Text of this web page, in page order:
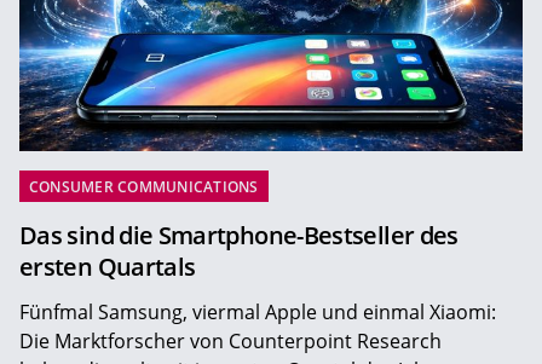
CONSUMER COMMUNICATIONS
Das sind die Smartphone-Bestseller des
ersten Quartals
Fünfmal Samsung, viermal Apple und einmal Xiaomi:
Die Marktforscher von Counterpoint Research